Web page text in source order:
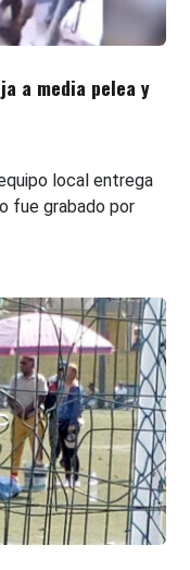
a media pelea y
local entrega
fue grabado por